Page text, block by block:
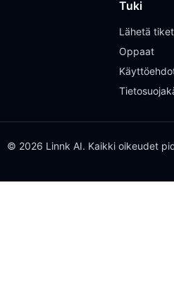
Tuki
Lähetä
Oppaat
© 2026 Linnk AI. Kaikki oikeudet